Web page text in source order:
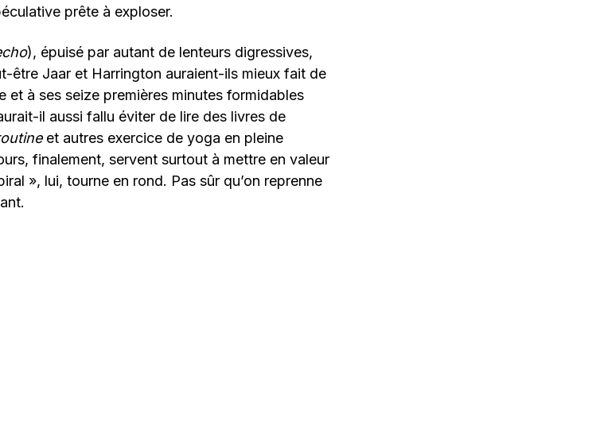
prête à exploser.
), épuisé par autant de lenteurs digressives,
être Jaar et Harrington auraient-ils mieux fait de
et à ses seize premières minutes formidables
il aussi fallu éviter de lire des livres de
et autres exercice de yoga en pleine
finalement, servent surtout à mettre en valeur
», lui, tourne en rond. Pas sûr qu’on reprenne